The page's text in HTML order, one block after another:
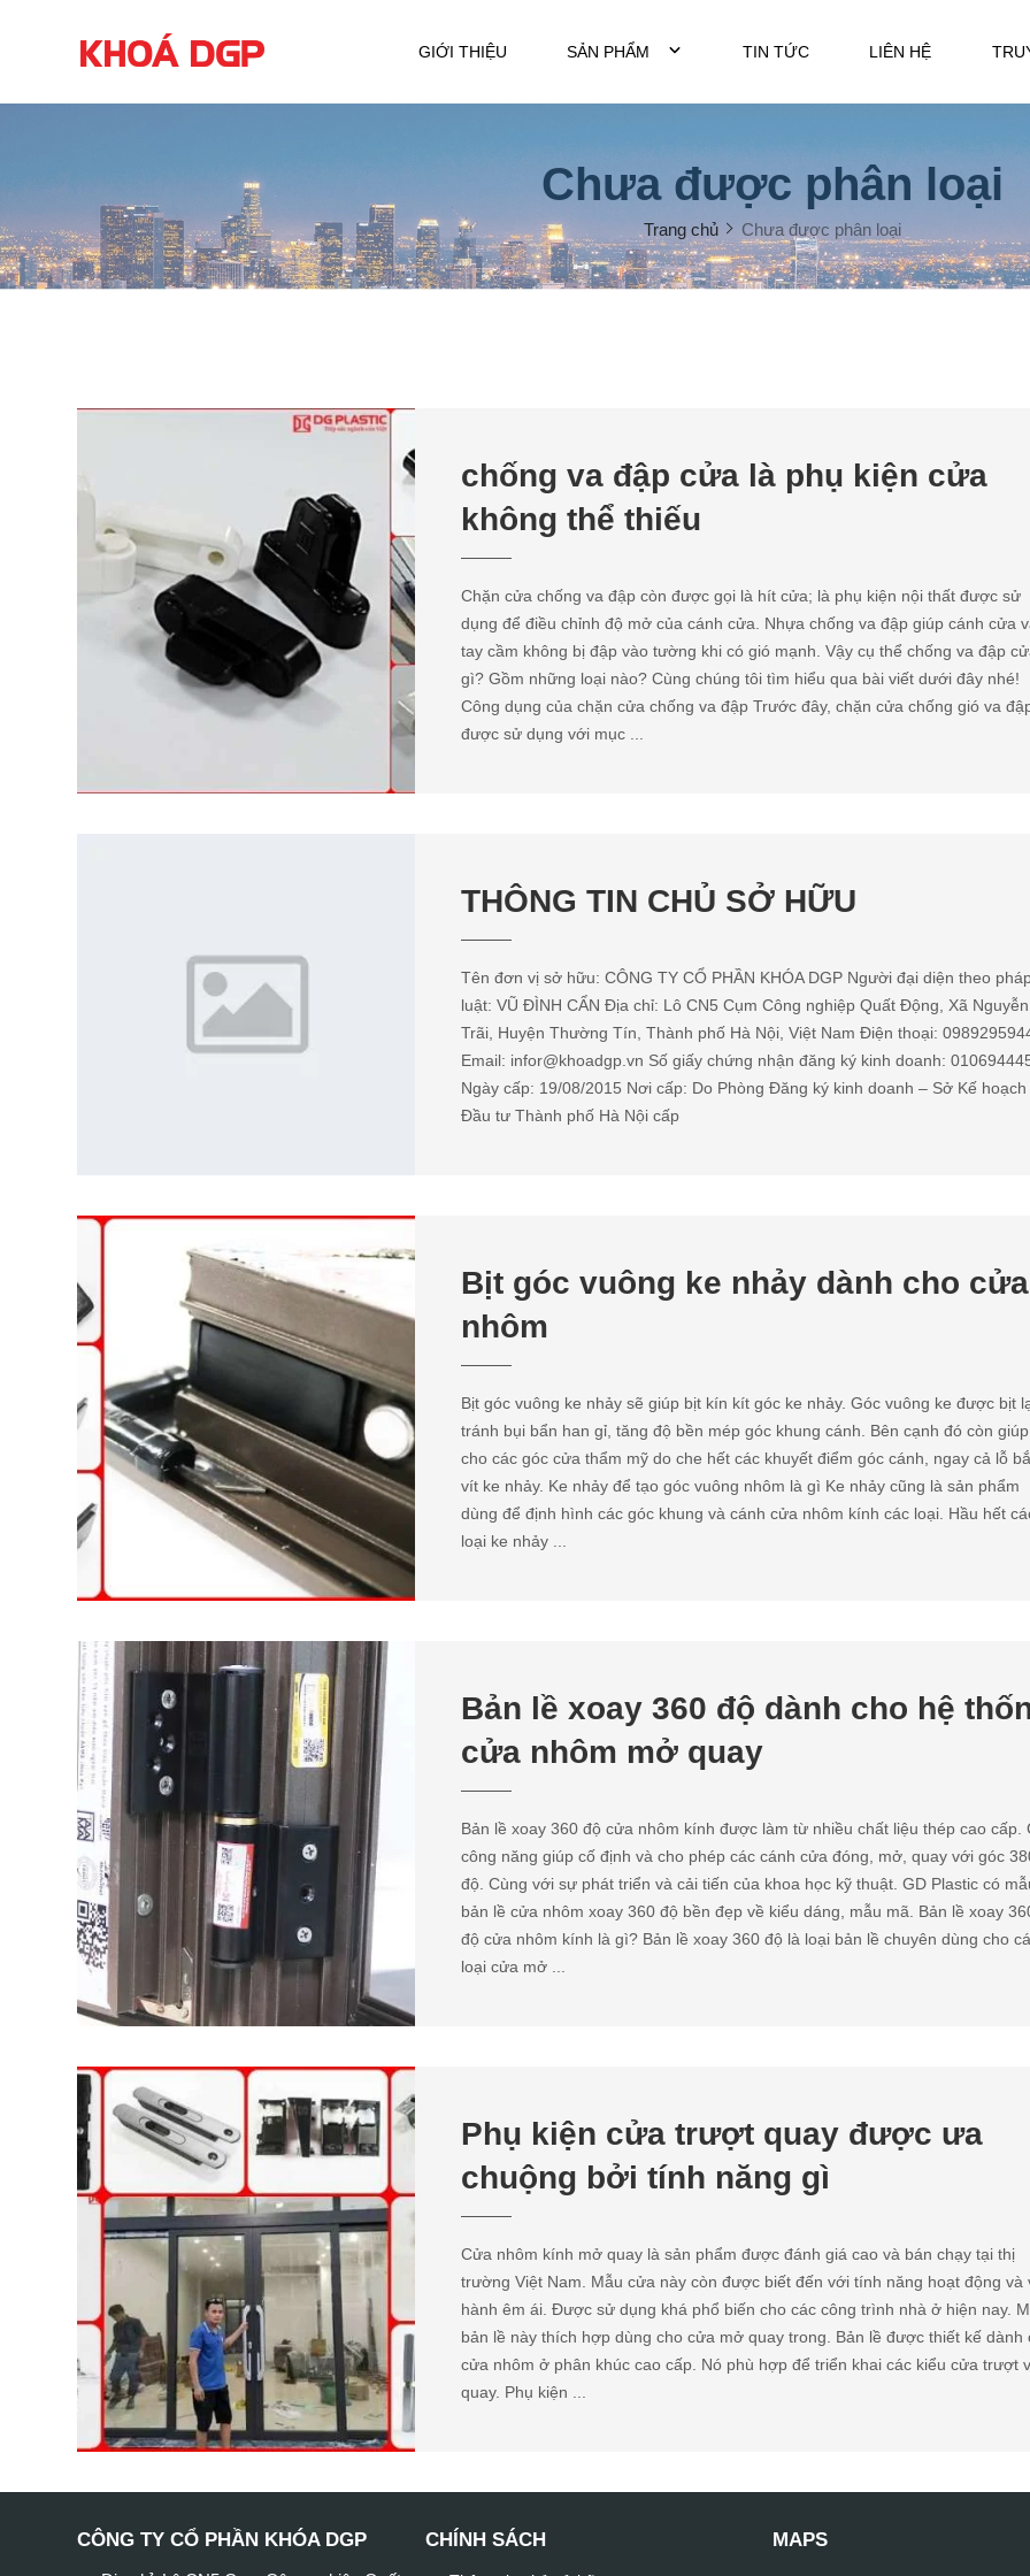
GIỚI THIỆU SẢN PHẨM TIN TỨC LIÊN HỆ
Chưa được phân loại
Trang chủ Chưa được phân loại
chống va đập cửa là phụ kiện cửa
không thể thiếu
Chặn cửa chống va đập còn được gọi là hít cửa; là phụ kiện nội thất được sử
dụng để điều chỉnh độ mở của cánh cửa. Nhựa chống va đập giúp cánh cửa
tay cầm không bị đập vào tường khi có gió mạnh. Vậy cụ thể chống va đập
gì? Gồm những loại nào? Cùng chúng tôi tìm hiểu qua bài viết dưới đây nhé!
Công dụng của chặn cửa chống va đập Trước đây, chặn cửa chống gió va
được sử dụng với mục ...
THÔNG TIN CHỦ SỞ HỮU
Tên đơn vị sở hữu: CÔNG TY CỔ PHẦN KHÓA DGP Người đại diện theo
luật: VŨ ĐÌNH CẨN Địa chỉ: Lô CN5 Cụm Công nghiệp Quất Động, Xã Nguyễn
Trãi, Huyện Thường Tín, Thành phố Hà Nội, Việt Nam Điện thoại:
Email: infor@khoadgp.vn Số giấy chứng nhận đăng ký kinh doanh:
Ngày cấp: 19/08/2015 Nơi cấp: Do Phòng Đăng ký kinh doanh – Sở Kế hoạch
Đầu tư Thành phố Hà Nội cấp
Bịt góc vuông ke nhảy dành cho cửa
nhôm
Bịt góc vuông ke nhảy sẽ giúp bịt kín kít góc ke nhảy. Góc vuông ke được bịt
tránh bụi bẩn han gỉ, tăng độ bền mép góc khung cánh. Bên cạnh đó còn giúp
cho các góc cửa thẩm mỹ do che hết các khuyết điểm góc cánh, ngay cả lỗ
vít ke nhảy. Ke nhảy để tạo góc vuông nhôm là gì Ke nhảy cũng là sản phẩm
dùng để định hình các góc khung và cánh cửa nhôm kính các loại. Hầu hết
loại ke nhảy ...
Bản lề xoay 360 độ dành cho hệ
cửa nhôm mở quay
Bản lề xoay 360 độ cửa nhôm kính được làm từ nhiều chất liệu thép cao cấp.
công năng giúp cố định và cho phép các cánh cửa đóng, mở, quay với góc
độ. Cùng với sự phát triển và cải tiến của khoa học kỹ thuật. GD Plastic có
bản lề cửa nhôm xoay 360 độ bền đẹp về kiểu dáng, mẫu mã. Bản lề xoay
độ cửa nhôm kính là gì? Bản lề xoay 360 độ là loại bản lề chuyên dùng cho
loại cửa mở ...
Phụ kiện cửa trượt quay được ưa
chuộng bởi tính năng gì
Cửa nhôm kính mở quay là sản phẩm được đánh giá cao và bán chạy tại thị
trường Việt Nam. Mẫu cửa này còn được biết đến với tính năng hoạt động và
hành êm ái. Được sử dụng khá phổ biến cho các công trình nhà ở hiện nay.
bản lề này thích hợp dùng cho cửa mở quay trong. Bản lề được thiết kế dành
cửa nhôm ở phân khúc cao cấp. Nó phù hợp để triển khai các kiểu cửa trượt
quay. Phụ kiện ...
CÔNG TY CỔ PHẦN KHÓA DGP CHÍNH SÁCH MAPS